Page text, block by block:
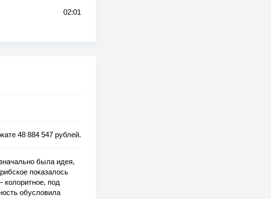
02:01
48 884 547 рублей.
была идея,
показалось
под
обусловила